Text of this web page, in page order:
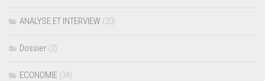
ANALYSE ET INTERVIEW (20)
Dossier (2)
ECONOMIE (34)